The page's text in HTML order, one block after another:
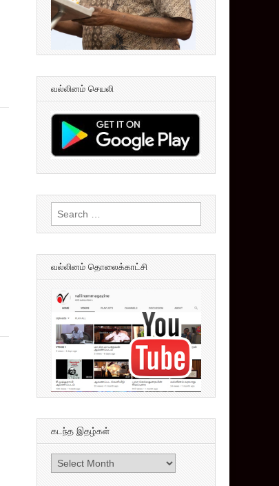
வல்லினம் செயலி
Search
for:
வல்லினம் தொலைக்காட்சி
கடந்த இதழ்கள்
கடந்த
இதழ்கள்